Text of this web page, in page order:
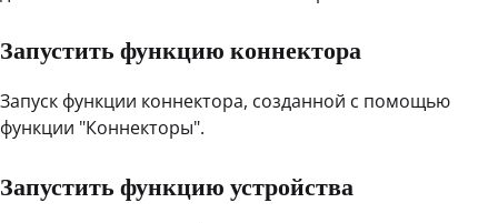
Запустить функцию коннектора
Запуск функции коннектора, созданной с помощью
функции "Коннекторы".
Запустить функцию устройства